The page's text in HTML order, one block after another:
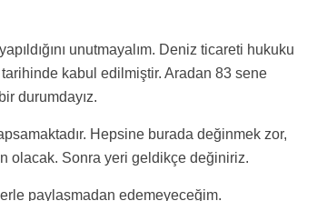
unutmayalım. Deniz ticareti hukuku
kabul edilmiştir. Aradan 83 sene
durumdayız.
Hepsine burada değinmek zor,
olacak. Sonra yeri geldikçe değiniriz.
paylaşmadan edemeyeceğim.